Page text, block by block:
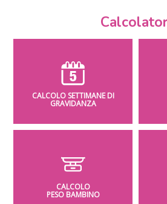
CALCOLO SETTIMANE DI
GRAVIDANZA
CALCOLO
PESO BAMBINO